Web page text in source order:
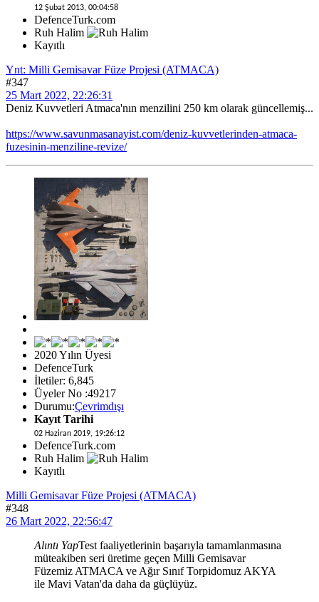
12 Şubat 2013, 00:04:58
DefenceTurk.com
Ruh Halim
Kayıtlı
Ynt: Milli Gemisavar Füze Projesi (ATMACA)
#347
25 Mart 2022, 22:26:31
Deniz Kuvvetleri Atmaca'nın menzilini 250 km olarak güncellemiş...
https://www.savunmasanayist.com/deniz-kuvvetlerinden-atmaca-
fuzesinin-menziline-revize/
2020 Yılın Üyesi
DefenceTurk
İletiler: 6,845
Üyeler No :49217
Durumu:Çevrimdışı
Kayıt Tarihi
02 Haziran 2019, 19:26:12
DefenceTurk.com
Ruh Halim
Kayıtlı
Milli Gemisavar Füze Projesi (ATMACA)
#348
26 Mart 2022, 22:56:47
Alıntı YapTest faaliyetlerinin başarıyla tamamlanmasına
müteakiben seri üretime geçen Milli Gemisavar
Füzemiz ATMACA ve Ağır Sınıf Torpidomuz AKYA
ile Mavi Vatan'da daha da güçlüyüz.